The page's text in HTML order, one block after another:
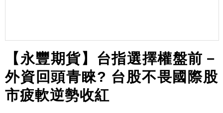
【永豐期貨】台指選擇權盤前－
外資回頭青睞? 台股不畏國際股
市疲軟逆勢收紅